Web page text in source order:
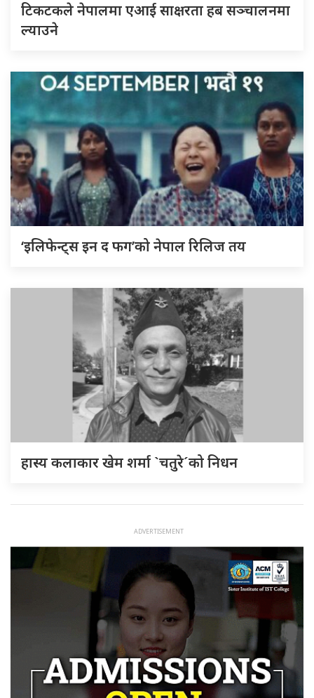
टिकटकले नेपालमा एआई साक्षरता हब सञ्चालनमा
ल्याउने
‘इलिफेन्ट्स इन द फग’को नेपाल रिलिज तय
हास्य कलाकार खेम शर्मा `चतुरे´को निधन